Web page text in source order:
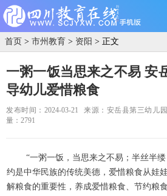
首页 > 市州教育 > 资阳 > 正文
一粥一饭当思来之不易 安
导幼儿爱惜粮食
发布时间：2024-03-21 来源：安岳县第三幼儿园
量：2791
“一粥一饭，当思来之不易；半丝半
约是中华民族的传统美德，爱惜粮食从娃
解粮食的重要性，养成爱惜粮食、节约粮